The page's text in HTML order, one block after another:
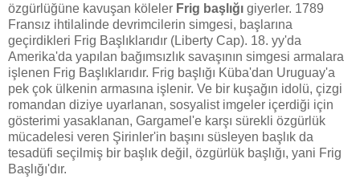
özgürlüğüne kavuşan köleler Frig başlığı giyerler. 1789
Fransız ihtilalinde devrimcilerin simgesi, başlarına
geçirdikleri Frig Başlıklarıdır (Liberty Cap). 18. yy'da
Amerika'da yapılan bağımsızlık savaşının simgesi armalara
işlenen Frig Başlıklarıdır. Frig başlığı Küba'dan Uruguay'a
pek çok ülkenin armasına işlenir. Ve bir kuşağın idolü, çizgi
romandan diziye uyarlanan, sosyalist imgeler içerdiği için
gösterimi yasaklanan, Gargamel'e karşı sürekli özgürlük
mücadelesi veren Şirinler'in başını süsleyen başlık da
tesadüfi seçilmiş bir başlık değil, özgürlük başlığı, yani Frig
Başlığı'dır.